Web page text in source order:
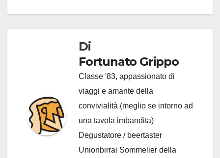
Di
Fortunato Grippo
Classe '83, appassionato di
viaggi e amante della
convivialità (meglio se intorno ad
una tavola imbandita)
Degustatore / beertaster
Unionbirrai Sommelier della